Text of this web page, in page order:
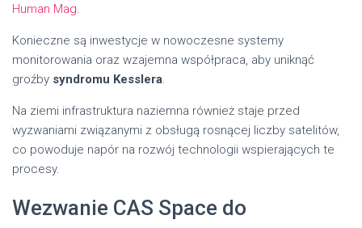
Human Mag.
Konieczne są inwestycje w nowoczesne systemy
monitorowania oraz wzajemna współpraca, aby uniknąć
groźby syndromu Kesslera.
Na ziemi infrastruktura naziemna również staje przed
wyzwaniami związanymi z obsługą rosnącej liczby satelitów,
co powoduje napór na rozwój technologii wspierających te
procesy.
Wezwanie CAS Space do